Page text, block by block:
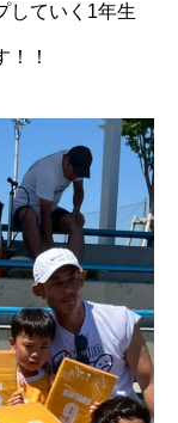
していく1年生
！